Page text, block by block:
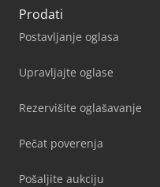
Prodati
Postavljanje oglasa
Upravljajte oglase
Rezervišite oglašavanje
Pečat poverenja
Pošaljite aukciju